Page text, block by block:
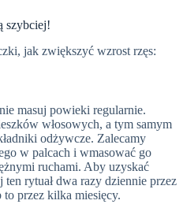
szybciej!
jak zwiększyć wzrost rzęs:
masuj powieki regularnie.
włosowych, a tym samym
odżywcze. Zalecamy
w palcach i wmasować go
ruchami. Aby uzyskać
rytuał dwa razy dziennie przez
przez kilka miesięcy.